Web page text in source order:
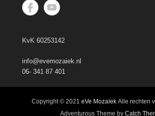
KvK 60253142
info@evemozaiek.nl
06- 341 87 401
Copyright © 2021 eVe MozaïekAlle rechten
Adventurous Theme by Catch